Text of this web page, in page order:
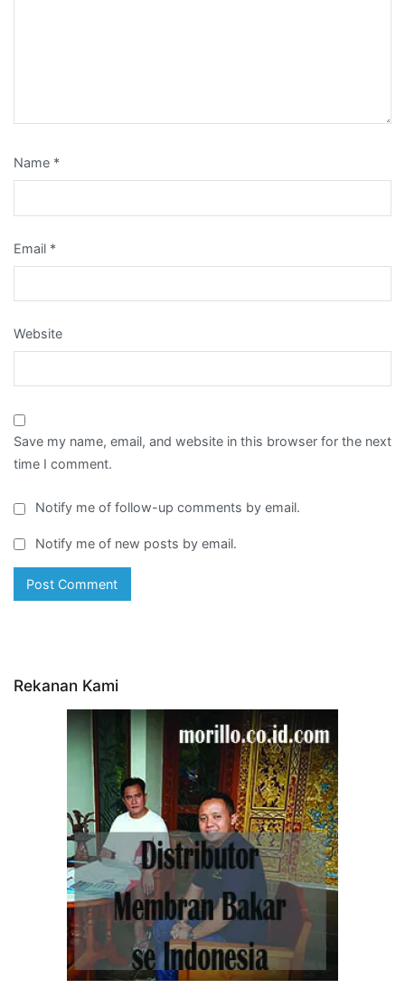
Name *
Email *
Website
Save my name, email, and website in this browser for the next
time I comment.
Notify me of follow-up comments by email.
Notify me of new posts by email.
Rekanan Kami